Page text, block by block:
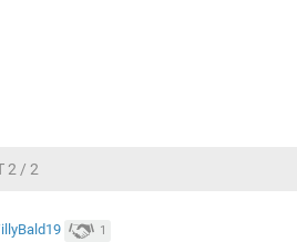
2 / 2
1